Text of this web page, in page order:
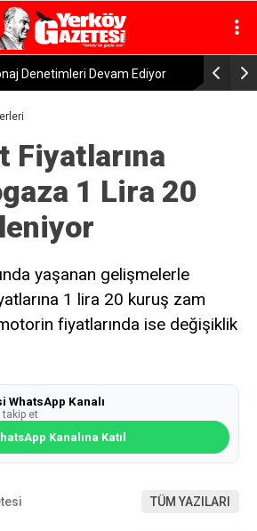
Kasten Yaralama Suçundan Aranan
Fiyatlarına
1 Lira 20
yaşanan gelişmelerle
1 lira 20 kuruş zam
fiyatlarında ise değişiklik
WhatsApp Kanalı
takip et
Kanalına Katıl
TÜM YAZILARI